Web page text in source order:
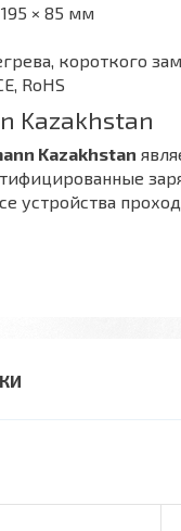
× 85 мм
короткого
RoHS
Kazakhstan
Kazakhstan
устройства